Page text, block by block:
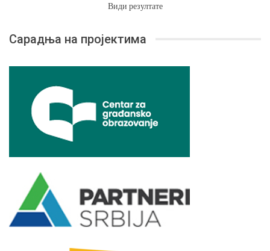
Види резултате
Сарадња на пројектима